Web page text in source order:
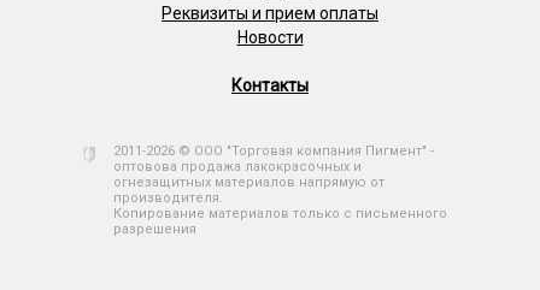
Реквизиты и прием оплаты
Новости
Контакты
2011-2026 © ООО "Торговая компания Пигмент" -
оптовова продажа лакокрасочных и
огнезащитных материалов напрямую от
производителя.
Копирование материалов только с письменного
разрешения